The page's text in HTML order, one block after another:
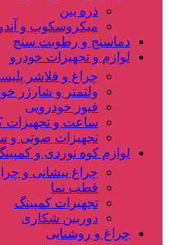
ذره بین
میکروسکوپ و
دماسنج و رطوبت سنج
لوازم و تجهیزات خودرو
چراغ و فلاشر
ولتمتر و شارژر
فیوز خودرویی
ساعت و تجهیزات
تجهیزات صوتی و
لوازم کوه نوردی و
چراغ پیشانی و
قطب نما
تجهیزات کمپینگ
دوربین شکاری
چراغ و روشنایی